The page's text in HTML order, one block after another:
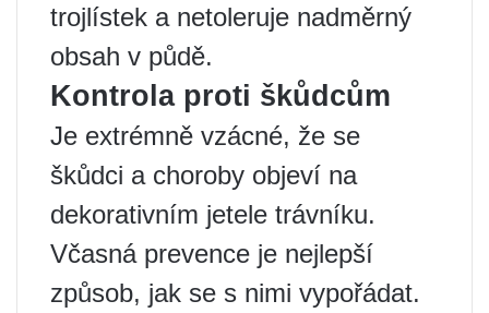
trojlístek a netoleruje nadměrný
obsah v půdě.
Kontrola proti škůdcům
Je extrémně vzácné, že se
škůdci a choroby objeví na
dekorativním jetele trávníku.
Včasná prevence je nejlepší
způsob, jak se s nimi vypořádat.